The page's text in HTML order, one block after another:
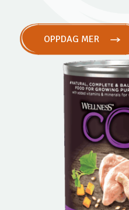
OPPDAG MER